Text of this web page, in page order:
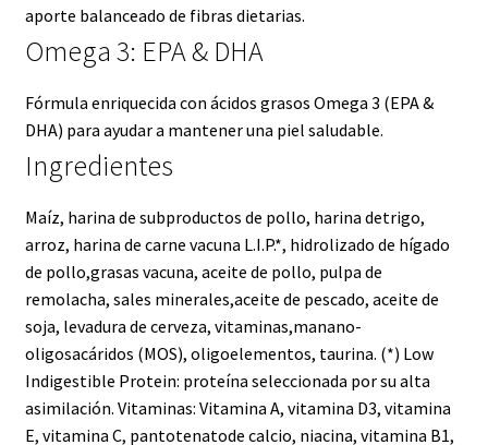
aporte balanceado de fibras dietarias.
Omega 3: EPA & DHA
Fórmula enriquecida con ácidos grasos Omega 3 (EPA &
DHA) para ayudar a mantener una piel saludable.
Ingredientes
Maíz, harina de subproductos de pollo, harina detrigo,
arroz, harina de carne vacuna L.I.P.*, hidrolizado de hígado
de pollo,grasas vacuna, aceite de pollo, pulpa de
remolacha, sales minerales,aceite de pescado, aceite de
soja, levadura de cerveza, vitaminas,manano-
oligosacáridos (MOS), oligoelementos, taurina. (*) Low
Indigestible Protein: proteína seleccionada por su alta
asimilación. Vitaminas: Vitamina A, vitamina D3, vitamina
E, vitamina C, pantotenatode calcio, niacina, vitamina B1,